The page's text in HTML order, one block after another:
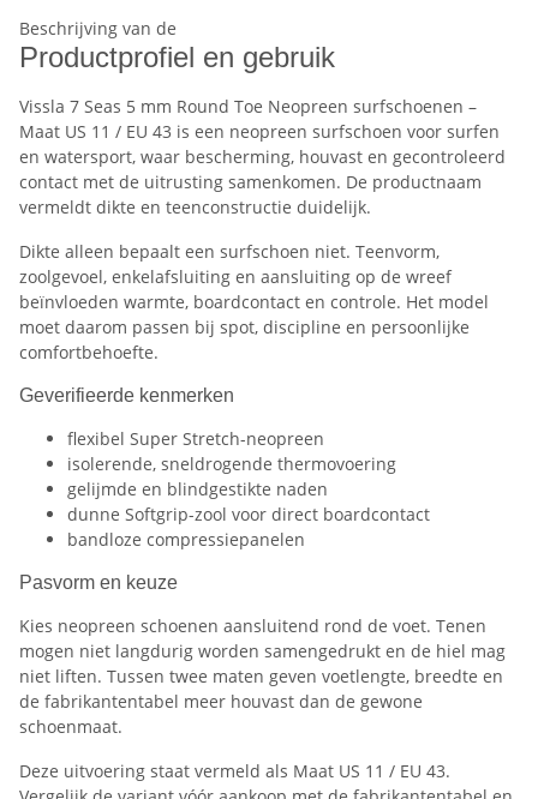
Beschrijving van de
Productprofiel en gebruik
Vissla 7 Seas 5 mm Round Toe Neopreen surfschoenen –
Maat US 11 / EU 43 is een neopreen surfschoen voor surfen
en watersport, waar bescherming, houvast en gecontroleerd
contact met de uitrusting samenkomen. De productnaam
vermeldt dikte en teenconstructie duidelijk.
Dikte alleen bepaalt een surfschoen niet. Teenvorm,
zoolgevoel, enkelafsluiting en aansluiting op de wreef
beïnvloeden warmte, boardcontact en controle. Het model
moet daarom passen bij spot, discipline en persoonlijke
comfortbehoefte.
Geverifieerde kenmerken
flexibel Super Stretch-neopreen
isolerende, sneldrogende thermovoering
gelijmde en blindgestikte naden
dunne Softgrip-zool voor direct boardcontact
bandloze compressiepanelen
Pasvorm en keuze
Kies neopreen schoenen aansluitend rond de voet. Tenen
mogen niet langdurig worden samengedrukt en de hiel mag
niet liften. Tussen twee maten geven voetlengte, breedte en
de fabrikantentabel meer houvast dan de gewone
schoenmaat.
Deze uitvoering staat vermeld als Maat US 11 / EU 43.